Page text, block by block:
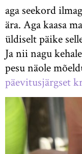
aga seekord
ära. Aga kaasa
üldiselt päike
Ja nii nagu
pesu näole
päevitusjärgset